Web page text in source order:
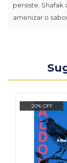
persiste.
amenizar o
20% OFF